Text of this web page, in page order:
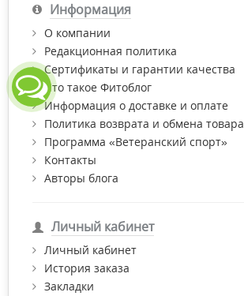
Информация
О компании
Редакционная политика
Сертификаты и гарантии качества
Что такое Фитоблог
Информация о доставке и оплате
Политика возврата и обмена товара
Программа «Ветеранский спорт»
Контакты
Авторы блога
Личный кабинет
Личный кабинет
История заказа
Закладки